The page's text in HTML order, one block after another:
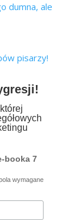
dumna, ale
pisarzy!
booka 7
wymagane